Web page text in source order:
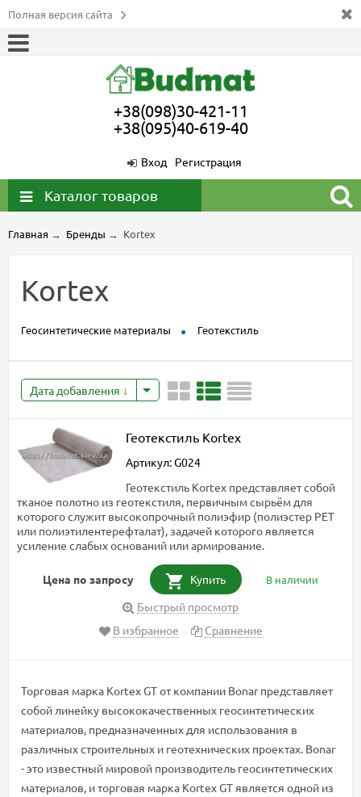
Полная версия сайта
+38(098)30-421-11
+38(095)40-619-40
Вход Регистрация
Каталог товаров
Главная → Бренды → Kortex
Kortex
Геосинтетические материалы Геотекстиль
Дата добавления
Геотекстиль Kortex
Артикул: G024
Геотекстиль Kortex представляет собой
тканое полотно из геотекстиля, первичным сырьём для
которого служит высокопрочный полиэфир (полиэстер PET
или полиэтилентерефталат), задачей которого является
усиление слабых оснований или армирование.
Цена по запросу Купить В наличии
Быстрый просмотр
В избранное
Сравнение
Торговая марка Kortex GT от компании Bonar представляет
собой линейку высококачественных геосинтетических
материалов, предназначенных для использования в
различных строительных и геотехнических проектах. Bonar
- это известный мировой производитель геосинтетических
материалов, и торговая марка Kortex GT является одной из